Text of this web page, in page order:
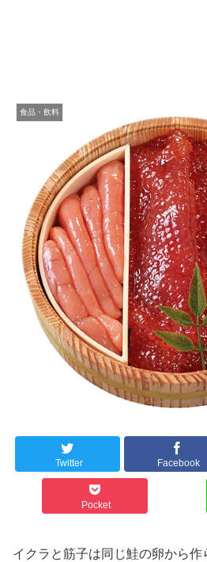
食品・飲料
Twitter Facebook
Pocket
イクラと筋子は同じ鮭の卵から作